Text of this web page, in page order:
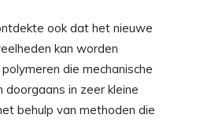
ook dat het nieuwe
kan worden
die mechanische
in zeer kleine
behulp van methoden die